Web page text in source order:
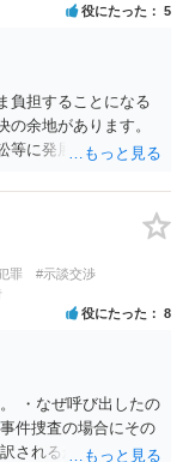
役にたった 5
負担することになる
余地があります。
等に発展してしまう
罪
#示談交渉
役にたった 8
・なぜ呼び出したの
件捜査の場合にその
されるからです。 ・